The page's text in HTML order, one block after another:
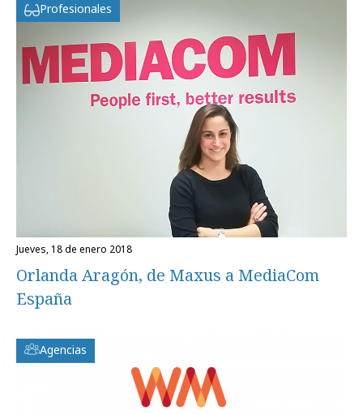
Profesionales
jueves, 18 de enero 2018
Orlanda Aragón, de Maxus a MediaCom
España
Agencias